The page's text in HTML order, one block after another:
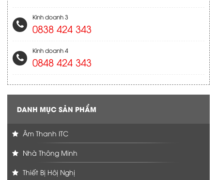
Kinh doanh 3
0838 424 343
Kinh doanh 4
0848 424 343
DANH MỤC SẢN PHẨM
Âm Thanh ITC
Nhà Thông Minh
Thiết Bị Hôị Nghị